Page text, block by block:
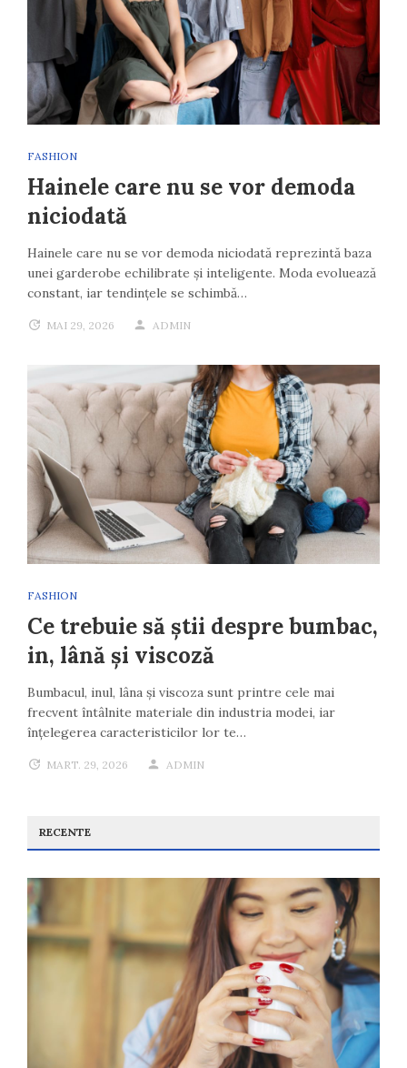
FASHION
Hainele care nu se vor demoda
niciodată
Hainele care nu se vor demoda niciodată reprezintă baza
unei garderobe echilibrate și inteligente. Moda evoluează
constant, iar tendințele se schimbă…
MAI 29, 2026 ADMIN
FASHION
Ce trebuie să știi despre bumbac,
in, lână și viscoză
Bumbacul, inul, lâna și viscoza sunt printre cele mai
frecvent întâlnite materiale din industria modei, iar
înțelegerea caracteristicilor lor te…
MART. 29, 2026 ADMIN
RECENTE